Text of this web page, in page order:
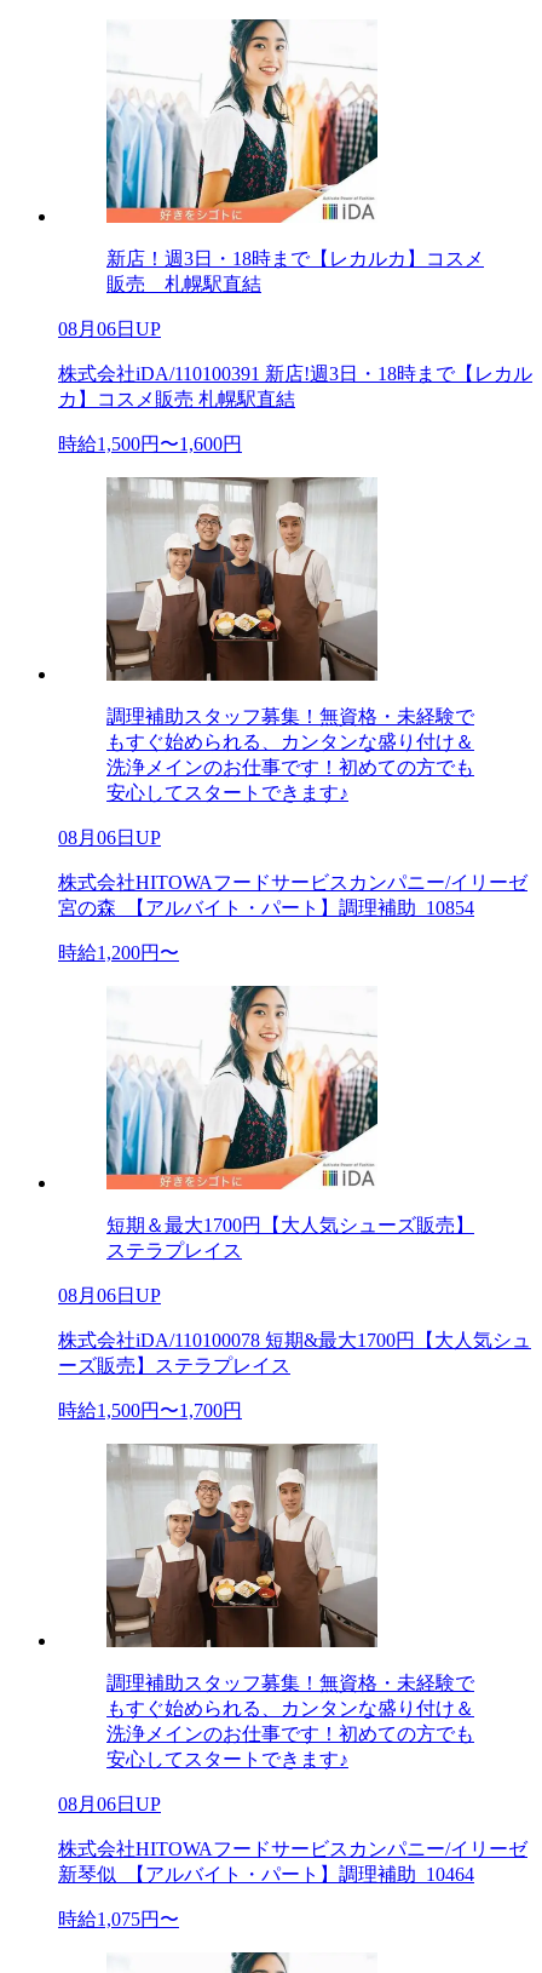
新店！週3日・18時まで【レカルカ】コスメ
販売 札幌駅直結
08月06日UP
株式会社iDA/110100391 新店!週3日・18時まで【レカル
カ】コスメ販売 札幌駅直結
時給1,500円〜1,600円
調理補助スタッフ募集！無資格・未経験で
もすぐ始められる、カンタンな盛り付け＆
洗浄メインのお仕事です！初めての方でも
安心してスタートできます♪
08月06日UP
株式会社HITOWAフードサービスカンパニー/イリーゼ
宮の森_【アルバイト・パート】調理補助_10854
時給1,200円〜
短期＆最大1700円【大人気シューズ販売】
ステラプレイス
08月06日UP
株式会社iDA/110100078 短期&最大1700円【大人気シュ
ーズ販売】ステラプレイス
時給1,500円〜1,700円
調理補助スタッフ募集！無資格・未経験で
もすぐ始められる、カンタンな盛り付け＆
洗浄メインのお仕事です！初めての方でも
安心してスタートできます♪
08月06日UP
株式会社HITOWAフードサービスカンパニー/イリーゼ
新琴似_【アルバイト・パート】調理補助_10464
時給1,075円〜